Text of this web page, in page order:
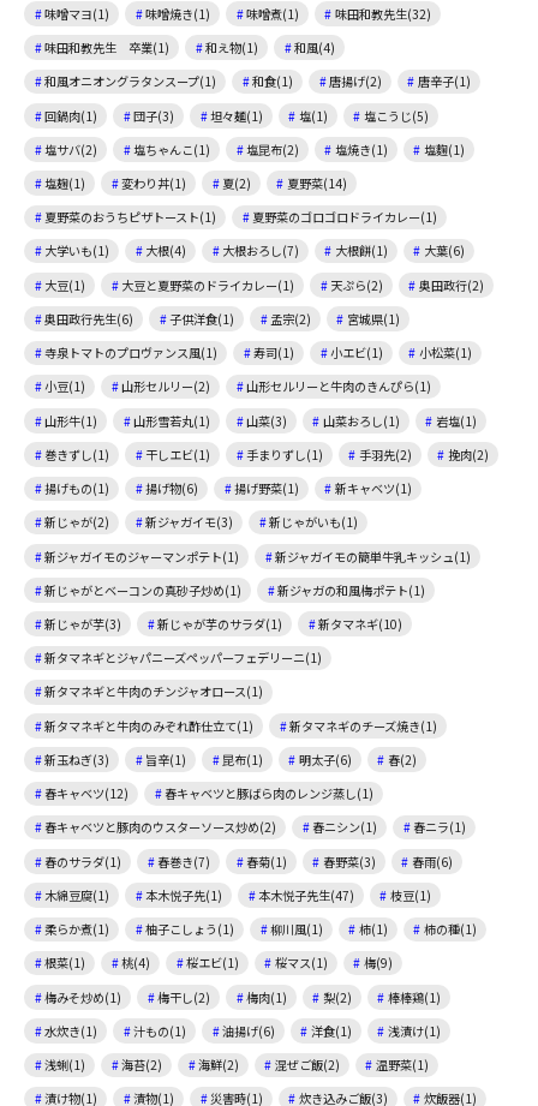
味噌マヨ(1)
味噌焼き(1) 味噌煮(1)
味田和教先生(32)
味田和教先生 卒業(1)
和え物(1)
和風(4)
和風オニオングラタンスープ(1)
和食(1) 唐揚げ(2)
唐辛子(1)
回鍋肉(1)
団子(3) 坦々麺(1) 塩(1)
塩こうじ(5)
塩サバ(2)
塩ちゃんこ(1) 塩昆布(2) 塩焼き(1)
塩麴(1)
塩麹(1)
変わり丼(1) 夏(2)
夏野菜(14)
夏野菜のおうちピザトースト(1)
夏野菜のゴロゴロドライカレー(1)
大学いも(1)
大根(4) 大根おろし(7) 大根餅(1)
大葉(6)
大豆(1)
大豆と夏野菜のドライカレー(1) 天ぷら(2)
奥田政行(2)
奥田政行先生(6)
子供洋食(1) 孟宗(2)
宮城県(1)
寺泉トマトのプロヴァンス風(1)
寿司(1) 小エビ(1)
小松菜(1)
小豆(1)
山形セルリー(2)
山形セルリーと牛肉のきんぴら(1)
山形牛(1)
山形雪若丸(1) 山菜(3) 山菜おろし(1)
岩塩(1)
巻きずし(1)
干しエビ(1) 手まりずし(1) 手羽先(2)
挽肉(2)
揚げもの(1)
揚げ物(6) 揚げ野菜(1)
新キャベツ(1)
新じゃが(2)
新ジャガイモ(3)
新じゃがいも(1)
新ジャガイモのジャーマンポテト(1)
新ジャガイモの簡単牛乳キッシュ(1)
新じゃがとベーコンの真砂子炒め(1)
新ジャガの和風梅ポテト(1)
新じゃが芋(3)
新じゃが芋のサラダ(1)
新タマネギ(10)
新タマネギとジャパニーズペッパーフェデリーニ(1)
新タマネギと牛肉のチンジャオロース(1)
新タマネギと牛肉のみぞれ酢仕立て(1)
新タマネギのチーズ焼き(1)
新玉ねぎ(3)
旨辛(1) 昆布(1) 明太子(6)
春(2)
春キャベツ(12)
春キャベツと豚ばら肉のレンジ蒸し(1)
春キャベツと豚肉のウスターソース炒め(2)
春ニシン(1)
春ニラ(1)
春のサラダ(1)
春巻き(7) 春菊(1) 春野菜(3)
春雨(6)
木綿豆腐(1)
本木悦子先(1) 本木悦子先生(47)
枝豆(1)
柔らか煮(1)
柚子こしょう(1) 柳川風(1) 柿(1)
柿の種(1)
根菜(1)
桃(4) 桜エビ(1) 桜マス(1)
梅(9)
梅みそ炒め(1)
梅干し(2) 梅肉(1) 梨(2)
棒棒鶏(1)
水炊き(1)
汁もの(1) 油揚げ(6) 洋食(1)
浅漬け(1)
浅蜊(1)
海苔(2) 海鮮(2) 混ぜご飯(2)
温野菜(1)
漬け物(1)
漬物(1) 災害時(1) 炊き込みご飯(3) 炊飯器(1)